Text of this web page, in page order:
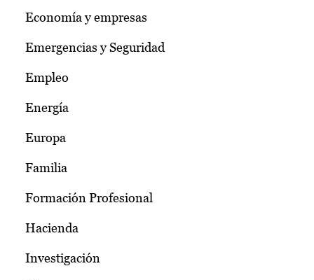
Economía y empresas
Emergencias y Seguridad
Empleo
Energía
Europa
Familia
Formación Profesional
Hacienda
Investigación